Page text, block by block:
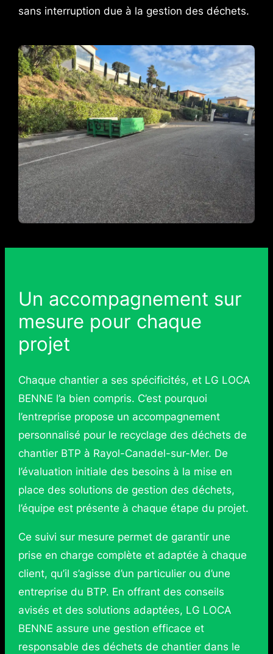
sans interruption due à la gestion des déchets.
Un accompagnement sur
mesure pour chaque
projet
Chaque chantier a ses spécificités, et LG LOCA
BENNE l’a bien compris. C’est pourquoi
l’entreprise propose un accompagnement
personnalisé pour le recyclage des déchets de
chantier BTP à Rayol-Canadel-sur-Mer. De
l’évaluation initiale des besoins à la mise en
place des solutions de gestion des déchets,
l’équipe est présente à chaque étape du projet.
Ce suivi sur mesure permet de garantir une
prise en charge complète et adaptée à chaque
client, qu’il s’agisse d’un particulier ou d’une
entreprise du BTP. En offrant des conseils
avisés et des solutions adaptées, LG LOCA
BENNE assure une gestion efficace et
responsable des déchets de chantier dans le